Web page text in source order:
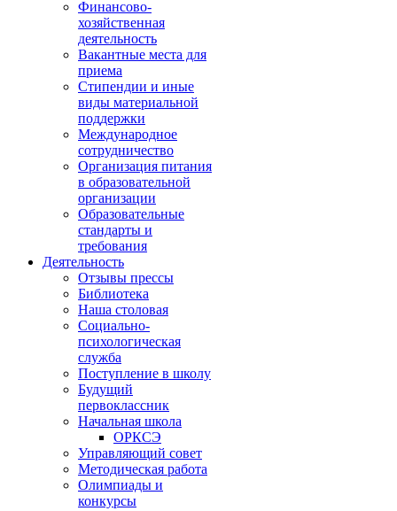
Финансово-
хозяйственная
деятельность
Вакантные места для
приема
Стипендии и иные
виды материальной
поддержки
Международное
сотрудничество
Организация питания
в образовательной
организации
Образовательные
стандарты и
требования
Деятельность
Отзывы прессы
Библиотека
Наша столовая
Социально-
психологическая
служба
Поступление в школу
Будущий
первоклассник
Начальная школа
ОРКСЭ
Управляющий совет
Методическая работа
Олимпиады и
конкурсы